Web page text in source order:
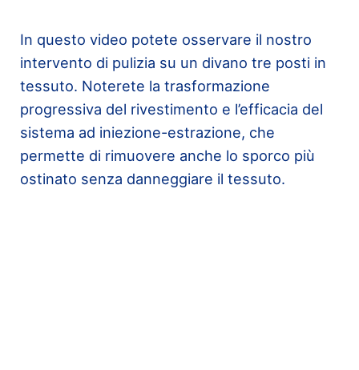
In questo video potete osservare il nostro
intervento di pulizia su un divano tre posti in
tessuto. Noterete la trasformazione
progressiva del rivestimento e l’efficacia del
sistema ad iniezione-estrazione, che
permette di rimuovere anche lo sporco più
ostinato senza danneggiare il tessuto.